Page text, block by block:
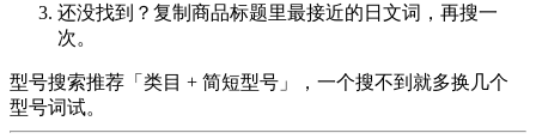
还没找到？复制商品标题里最接近的 日文词 ，再搜一
次。
型号搜索推荐「类目 + 简短型号」，一个搜不到就多换几个
型号词试。